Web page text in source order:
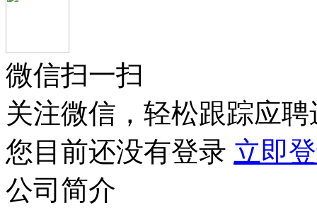
微信扫一扫
关注微信，轻松跟踪应聘
您目前还没有登录 立即
公司简介